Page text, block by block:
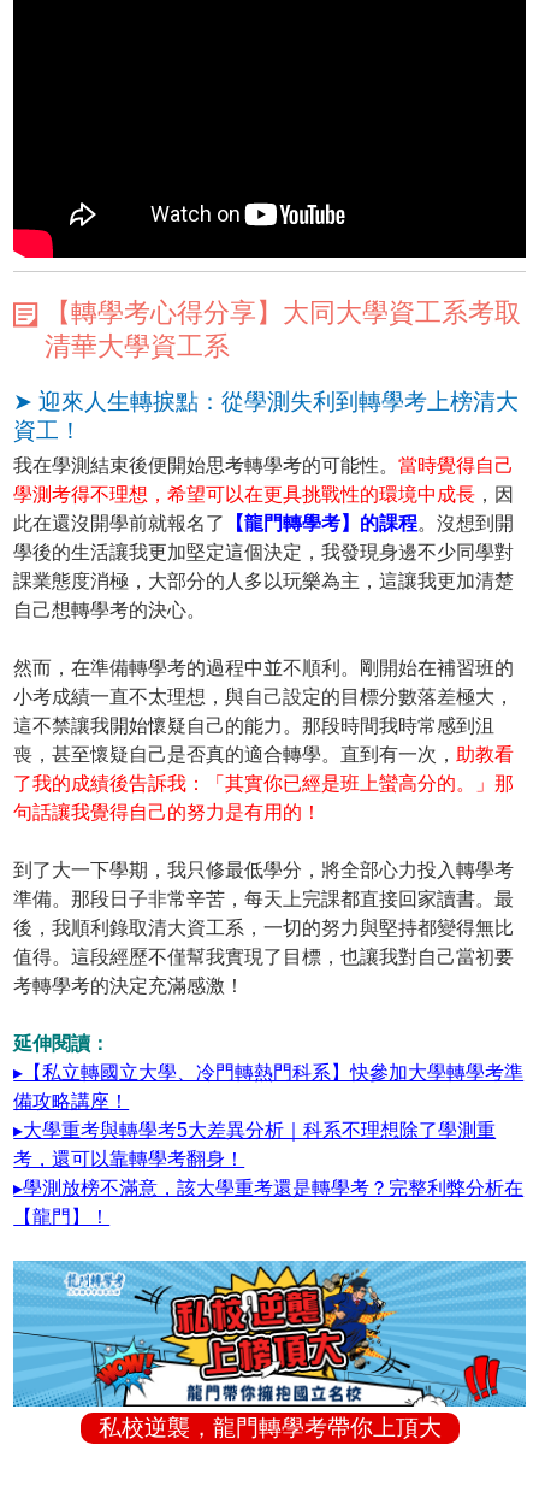
【轉學考心得分享】大同大學資工系考取
清華大學資工系
➤ 迎來人生轉捩點：從學測失利到轉學考上榜清大
資工！
我在學測結束後便開始思考轉學考的可能性。當時覺得自己
學測考得不理想，希望可以在更具挑戰性的環境中成長 ，因
此在還沒開學前就報名了
【龍門轉學考】的課程。沒想到開
學後的生活讓我更加堅定這個決定，我發現身邊不少同學對
課業態度消極，大部分的人多以玩樂為主，這讓我更加清楚
自己想轉學考的決心。
然而，在準備轉學考的過程中並不順利。剛開始在補習班的
小考成績一直不太理想，與自己設定的目標分數落差極大，
這不禁讓我開始懷疑自己的能力。那段時間我時常感到沮
喪，甚至懷疑自己是否真的適合轉學。直到有一次， 助教看
了我的成績後告訴我：「其實你已經是班上蠻高分的。」那
句話讓我覺得自己的努力是有用的！
到了大一下學期，我只修最低學分，將全部心力投入轉學考
準備。那段日子非常辛苦，每天上完課都直接回家讀書。最
後，我順利錄取清大資工系，一切的努力與堅持都變得無比
值得。這段經歷不僅幫我實現了目標，也讓我對自己當初要
考轉學考的決定充滿感激！
延伸閱讀：
▸【私立轉國立大學、冷門轉熱門科系】快參加大學轉學考準
備攻略講座！
▸大學重考與轉學考5大差異分析｜科系不理想除了學測重
考，還可以靠轉學考翻身！
▸學測放榜不滿意，該大學重考還是轉學考？完整利弊分析在
【龍門】！
私校逆襲，龍門轉學考帶你上頂大